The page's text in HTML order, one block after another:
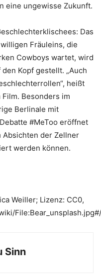
eine ungewisse Zukunft.
Das
Fräuleins, die
Cowboys wartet, wird
Kopf gestellt. „Auch
heißt
Besonders im
Berlinale mit
#MeToo eröffnet
der Zellner
werden können.
Weiller; Lizenz: CC0,
Sinn